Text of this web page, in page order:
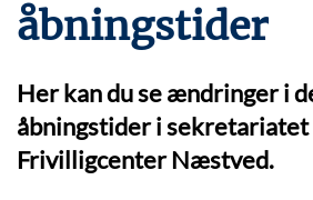
åbningstider
Her kan du se ændringer i
åbningstider i sekretariatet
Frivilligcenter Næstved.